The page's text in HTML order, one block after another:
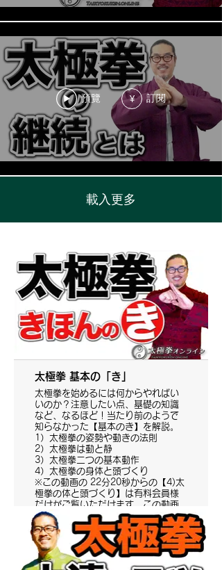
預覽 ¥ 訂閱
載入更多
太極拳 基本の「き」
太極拳を始めるには何からやればい
いのか？注意したい点、基礎の知識
など、なるほど！当たり前のようで
知らなかった【基本のき】を解説。
1）太極拳の姿勢や動きの法則
2）太極拳は動と静
3）太極拳二つの基本動作
4）太極拳の身体と頭づくり
※この動画の 22分20秒からの【4)太
極拳の体と頭づくり】は有料会員様
だけがご覧いただけます。この動画
の1）2）3）はYouTubeでもご覧い
ただけます。